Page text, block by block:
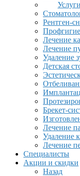
Рентген-
Лечение
Лечение
Удаление
Детская
Брекет-
Лечение
Удаление
Лечение
Специалисты
Акции и скидки
Назад